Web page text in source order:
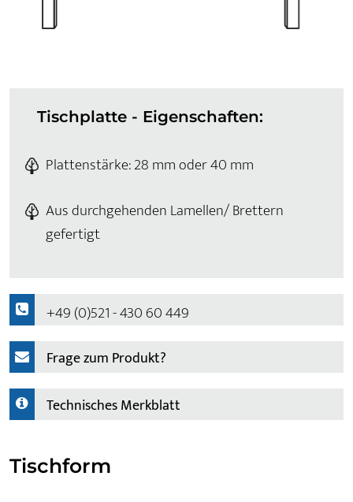
Tischplatte - Eigenschaften:
Plattenstärke: 28 mm oder 40 mm
Aus durchgehenden Lamellen/ Brettern
gefertigt
+49 (0)521 - 430 60 449
Frage zum Produkt?
Technisches Merkblatt
Tischform